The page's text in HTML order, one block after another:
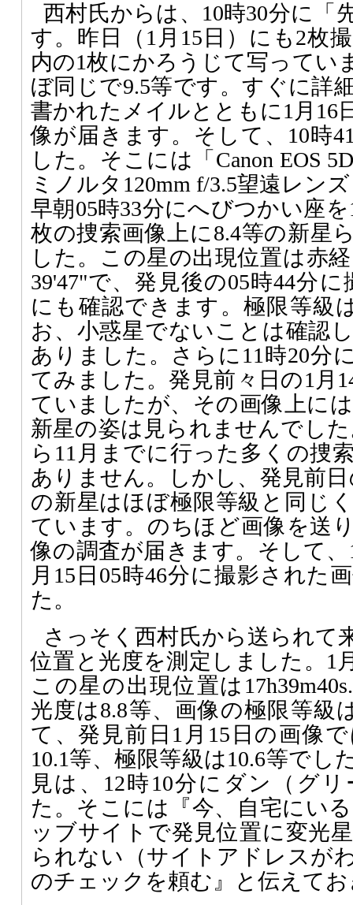
西村氏からは、10時30分に「
す。昨日（1月15日）にも2枚
内の1枚にかろうじて写ってい
ぼ同じで9.5等です。すぐに詳
書かれたメイルとともに1月16
像が届きます。そして、10時
した。そこには「Canon EOS
ミノルタ120mm f/3.5望遠レン
早朝05時33分にへびつかい座
枚の捜索画像上に8.4等の新星
した。この星の出現位置は赤経
39'47"で、発見後の05時44分
にも確認できます。極限等級
お、小惑星でないことは確認
ありました。さらに11時20分
てみました。発見前々日の1月
ていましたが、その画像上に
新星の姿は見られませんでし
ら11月までに行った多くの捜
ありません。しかし、発見前
の新星はほぼ極限等級と同じ
ています。のちほど画像を送
像の調査が届きます。そして
月15日05時46分に撮影された
た。
さっそく西村氏から送られて
位置と光度を測定しました。1
この星の出現位置は
光度は8.8等、画像の極限等級
て、発見前日1月15日の画像
10.1等、極限等級は10.6等でし
見は、12時10分にダン（グ
た。そこには『今、自宅にい
ッブサイトで発見位置に変光
られない（サイトアドレスが
のチェックを頼む』と伝えて